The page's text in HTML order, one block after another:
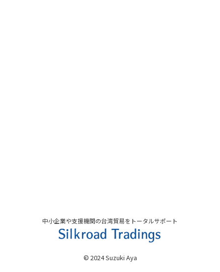
中小企業や支援機関の台湾貿易をトータルサポート
© 2024 Suzuki Aya